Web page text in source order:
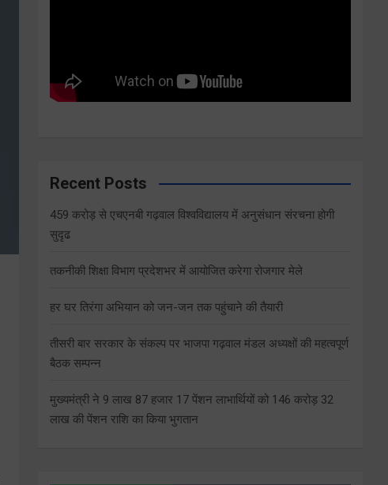
Recent Posts
459 करोड़ से एचएनबी गढ़वाल विश्वविद्यालय में अनुसंधान संरचना होगी
सुदृढ
तकनीकी शिक्षा विभाग प्रदेशभर में आयोजित करेगा रोजगार मेले
हर घर तिरंगा अभियान को जन-जन तक पहुंचाने की तैयारी
तीसरी बार सरकार के संकल्प पर भाजपा गढ़वाल मंडल अध्यक्षों की महत्वपूर्ण
बैठक सम्पन्न
मुख्यमंत्री ने 9 लाख 87 हजार 17 पेंशन लाभार्थियों को 146 करोड़ 32
लाख की पेंशन राशि का किया भुगतान